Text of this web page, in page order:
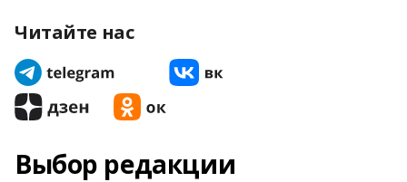
Читайте нас
Выбор редакции